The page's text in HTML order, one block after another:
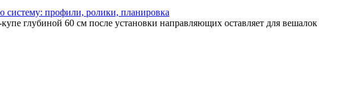
систему: профили, ролики, планировка
глубиной 60 см после установки направляющих оставляет для вешалок